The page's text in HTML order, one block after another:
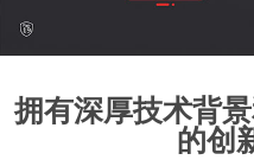
1 2 3 4
拥有深厚技术背
的创